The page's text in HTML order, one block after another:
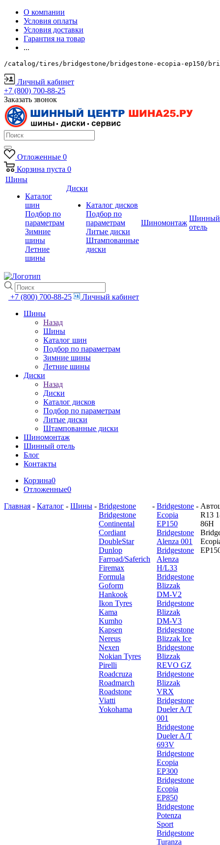
О компании
Условия оплаты
Условия доставки
Гарантия на товар
...
/catalog/tires/bridgestone/bridgestone-ecopia-ep150/
Личный кабинет
+7 (800) 700-88-25
Заказать звонок
Отложенные 0
Корзина пуста 0
Шины
Каталог
шин
Подбор по
параметрам
Зимние
шины
Летние
шины
Диски
Каталог дисков
Подбор по
параметрам
Литые диски
Штампованные
диски
Шиномонтаж
Шинный
отель
+7 (800) 700-88-25
Личный кабинет
Шины
Назад
Шины
Каталог шин
Подбор по параметрам
Зимние шины
Летние шины
Диски
Назад
Диски
Каталог дисков
Подбор по параметрам
Литые диски
Штампованные диски
Шиномонтаж
Шинный отель
Блог
Контакты
Корзина0
Отложенные0
Главная - Каталог - Шины - Bridgestone
Bridgestone
Continental
Cordiant
DoubleStar
Dunlop
Farroad/Saferich
Firemax
Formula
Goform
Hankook
Ikon Tyres
Kama
Kumho
Kapsen
Nereus
Nexen
Nokian Tyres
Pirelli
Roadcruza
Roadmarch
Roadstone
Viatti
Yokohama
- Bridgestone
Ecopia
EP150
Bridgestone
Alenza 001
Bridgestone
Alenza
H/L33
Bridgestone
Blizzak
DM-V2
Bridgestone
Blizzak
DM-V3
Bridgestone
Blizzak Ice
Bridgestone
Blizzak
REVO GZ
Bridgestone
Blizzak
VRX
Bridgestone
Dueler A/T
001
Bridgestone
Dueler A/T
693V
Bridgestone
Ecopia
EP300
Bridgestone
Ecopia
EP850
Bridgestone
Potenza
Sport
Bridgestone
Turanza
-
R13
86H